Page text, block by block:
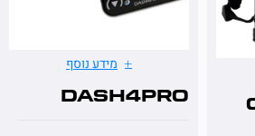
מידע נוסף
DASH4PRO